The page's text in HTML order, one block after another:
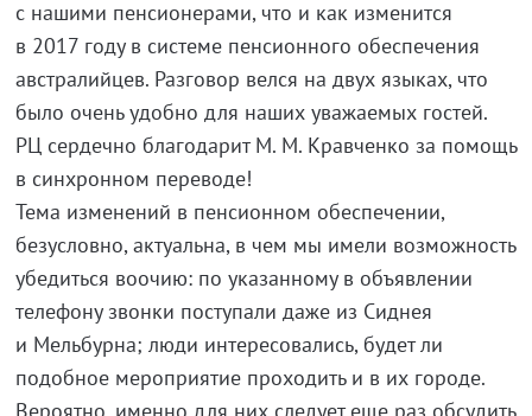
с нашими пенсионерами, что и как изменится
в 2017 году в системе пенсионного обеспечения
австралийцев. Разговор велся на двух языках, что
было очень удобно для наших уважаемых гостей.
РЦ сердечно благодарит М. М. Кравченко за помощь
в синхронном переводе!
Тема изменений в пенсионном обеспечении,
безусловно, актуальна, в чем мы имели возможность
убедиться воочию: по указанному в объявлении
телефону звонки поступали даже из Сиднея
и Мельбурна; люди интересовались, будет ли
подобное мероприятие проходить и в их городе.